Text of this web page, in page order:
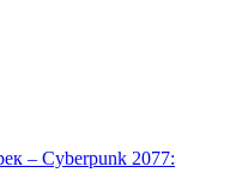
– Cyberpunk 2077: